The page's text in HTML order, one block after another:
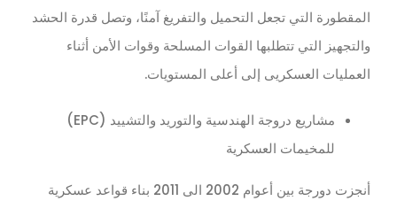
المقطورة التي تجعل التحميل والتفريغ آمنًا، وتصل قدرة الحشد
والتجهيز التي تتطلبها القوات المسلحة وقوات الأمن أثناء
العمليات العسكريى إلى أعلى المستويات.
مشاريع دروجة الهندسية والتوريد والتشييد (EPC)
للمخيمات العسكرية
أنجزت دورجة بين أعوام 2002 الى 2011 بناء قواعد عسكرية